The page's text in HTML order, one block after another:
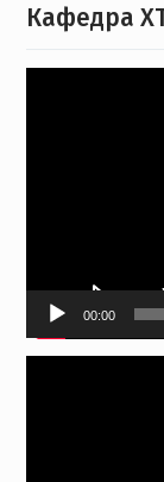
Кафедра
00:00